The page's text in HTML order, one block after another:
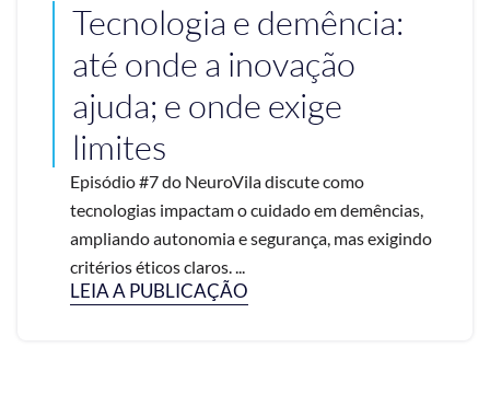
Tecnologia e demência:
até onde a inovação
ajuda; e onde exige
limites
Episódio #7 do NeuroVila discute como
tecnologias impactam o cuidado em demências,
ampliando autonomia e segurança, mas exigindo
critérios éticos claros. ...
LEIA A PUBLICAÇÃO